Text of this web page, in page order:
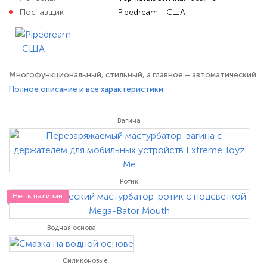
Поставщик
Pipedream - США
Многофункциональный, стильный, а главное – автоматический
мастурбатор, который позволит вам абсолютно ничего не
Bator Ass. Полностью автоматизированная работа игрушки
позволит расслабиться и насладиться процессом, а мощная
присоска у
Полное описание и все характеристики
Вагина
Ротик
Нет в наличии
Водная основа
Силиконовые